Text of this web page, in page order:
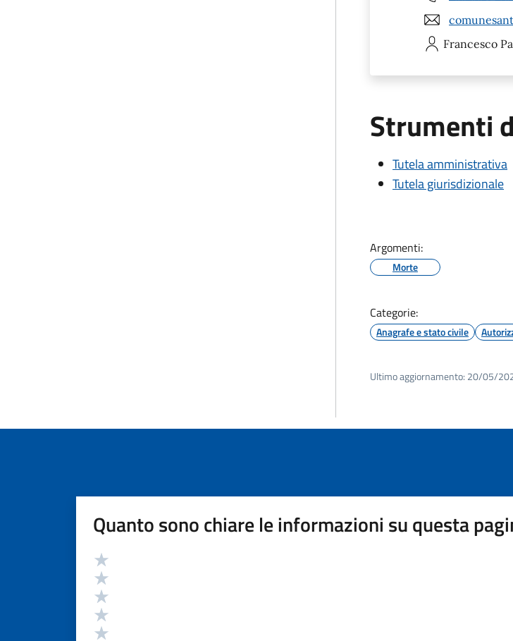
Francesco
Strumenti
Tutela amministrativa
Tutela giurisdizionale
Argomenti:
Morte
Categorie:
Anagrafe e stato civile
Ultimo aggiornamento: 20/05/
Quanto sono chiare le informazioni su questa
Valutazione